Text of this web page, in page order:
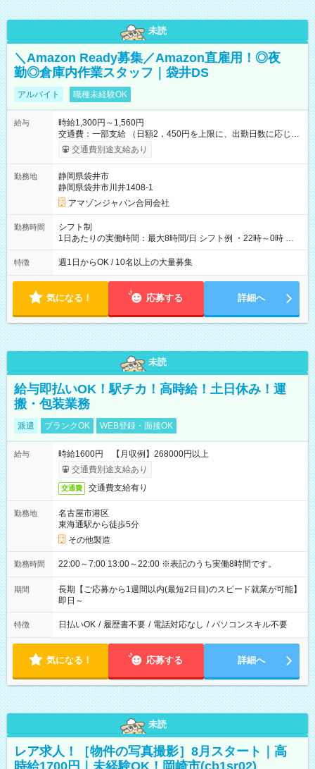
未読
＼Amazon Ready募集／Amazon直雇用！◎夜
勤◎倉庫内作業スタッフ｜袋井DS
アルバイト 職種未経験OK
給与
時給1,300円～1,560円
交通費：一部支給 （日額2，450円を上限に、出勤日数に応じて
実費支給） ※22:00～翌5:00までは時給25%UP！ ■給与前払い
制度あり ※前払い額の上限あり、手数料無料（Amazon負担）
交通費別途支給あり
勤務地
静岡県袋井市
静岡県袋井市川井1408-1
アマゾンジャパン合同会社
勤務時間
シフト制
1日あたりの実働時間：最大8時間/日 シフト例 ・22時～0時 入
社後、就業可能シフトをご確認の上、申請してください。
特徴 週1日からOK / 10名以上の大量募集
気になる！ 応募する 詳細へ
未読
給与即払いOK！駅チカ！高時給！土日休み！運
搬・包装業務
派遣 ブランクOK WEB登録・面接OK
給与
時給1600円 【月収例】268000円以上
交通費別途支給あり
交通費 交通費支給有り
勤務地
名古屋市港区
東海通駅から徒歩5分
その他製造
勤務時間 22:00～7:00 13:00～22:00 ※表記のうち実働8時間です。
期間
長期【ご応募から1週間以内(最短2日目)のスピード就業が可能】
即日～
特徴 日払いOK / 履歴書不要 / 電話対応なし / パソコンスキル不要
気になる！ 応募する 詳細へ
未読
レア求人！［物件の写真撮影］8月スタート｜高
時給1700円｜未経験OK！岡崎市(cb1sr02)